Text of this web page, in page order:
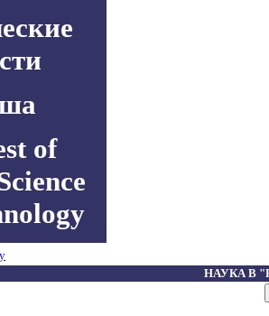
of
НАУКА В